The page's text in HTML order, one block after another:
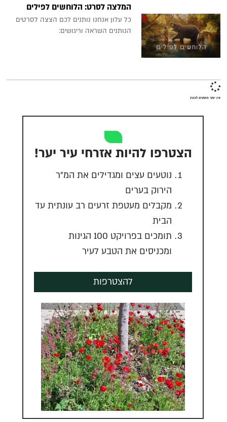
המלצה לסרט: הלוחשים לפילים
כל עלון אנחנו נותנים לכם הצצה לסרטים
הנותנים השראה וריגושים:
אין יותר פוסטים להציג
הצטרפו להיות אזרחי עיר יער!
נוטעים עצים ומגדילים את המ"ר
הירוק בערים
מקבלים מעטפת זרעים רב עונתית עד
הבית
תומכים בפרויקט 100 הגינות
ומכניסים את הטבע לעיר
להצטרפות